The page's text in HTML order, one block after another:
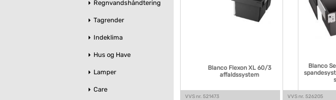
Regnvandshåndtering
Tagrender
Indeklima
Hus og Have
Lamper
Care
Blanco Flexon XL 60/3
affaldssystem
VVS nr. 521473
Blanco
VVS nr. 526205